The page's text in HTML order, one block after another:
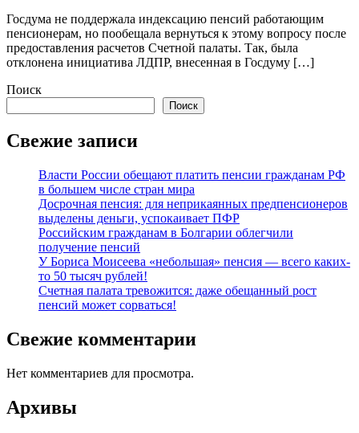
Госдума не поддержала индексацию пенсий работающим
пенсионерам, но пообещала вернуться к этому вопросу после
предоставления расчетов Счетной палаты. Так, была
отклонена инициатива ЛДПР, внесенная в Госдуму […]
Поиск
Поиск
Свежие записи
Власти России обещают платить пенсии гражданам РФ
в большем числе стран мира
Досрочная пенсия: для неприкаянных предпенсионеров
выделены деньги, успокаивает ПФР
Российским гражданам в Болгарии облегчили
получение пенсий
У Бориса Моисеева «небольшая» пенсия — всего каких-
то 50 тысяч рублей!
Счетная палата тревожится: даже обещанный рост
пенсий может сорваться!
Свежие комментарии
Нет комментариев для просмотра.
Архивы